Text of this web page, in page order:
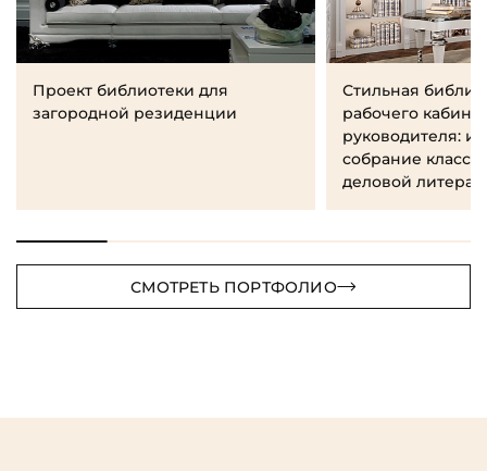
Проект библиотеки для
загородной резиденции
Стильная
рабочего
руководителя:
собрание
деловой
СМОТРЕТЬ ПОРТФОЛИО